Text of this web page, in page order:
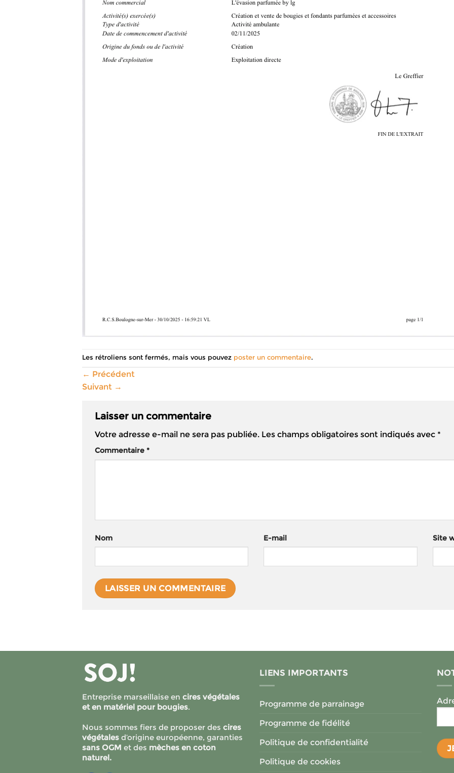
Les rétroliens sont fermés, mais vous pouvez poster un commentaire.
← Précédent
Suivant →
Laisser un commentaire
Votre adresse e-mail ne sera pas publiée. Les champs obligatoires sont indiqués avec *
Commentaire *
Nom E-mail Site
Entreprise marseillaise en cires végétales
et en matériel pour bougies.
Nous sommes fiers de proposer des cires
végétales d’origine européenne, garanties
sans OGM et des mèches en coton
naturel.
LIENS IMPORTANTS
Programme de parrainage
Programme de fidélité
Politique de confidentialité
Politique de cookies